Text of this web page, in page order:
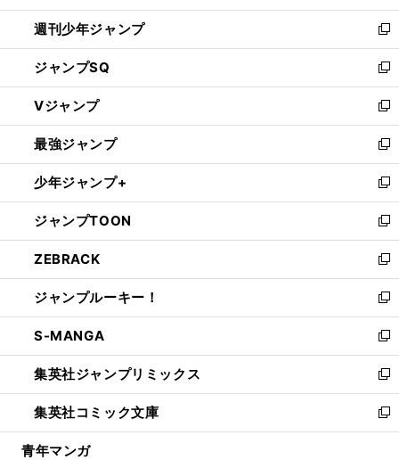
開
く
週刊少年ジャンプ
新
し
い
ウ
ィ
ン
ド
ウ
で
開
く
ジャンプSQ
新
し
い
ウ
ィ
ン
ド
ウ
で
開
く
Vジャンプ
新
し
い
ウ
ィ
ン
ド
ウ
で
開
く
最強ジャンプ
新
し
い
ウ
ィ
ン
ド
ウ
で
開
く
少年ジャンプ+
新
し
い
ウ
ィ
ン
ド
ウ
で
開
く
ジャンプTOON
新
し
い
ウ
ィ
ン
ド
ウ
で
開
く
ZEBRACK
新
し
い
ウ
ィ
ン
ド
ウ
で
開
ジャンプルーキー！
新
し
い
ウ
ィ
ン
ド
ウ
S-MANGA
新
し
い
ウ
ィ
ン
集英社ジャンプリミックス
新
し
い
ウ
集英社コミック文庫
新
し
青年マンガ